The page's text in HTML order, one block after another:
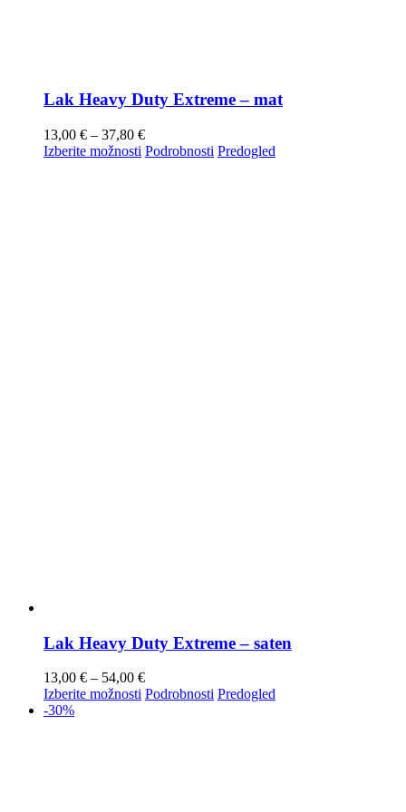
Lak Heavy Duty Extreme – mat
13,00 € – 37,80 €
Izberite možnosti Podrobnosti Predogled
Lak Heavy Duty Extreme – saten
13,00 € – 54,00 €
Izberite možnosti Podrobnosti Predogled
-30%